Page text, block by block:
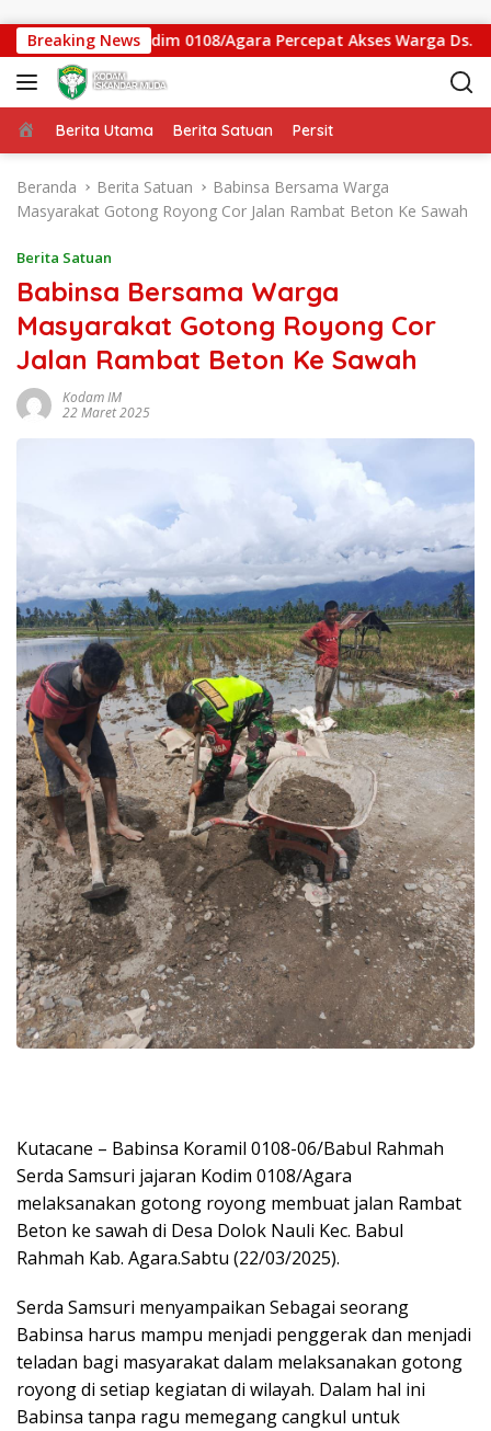
Breaking News
Gantung Kodim 0108/Agara Percepat Akses Warga Ds.
Beranda
Berita Utama Berita Satuan Persit
Beranda Berita Satuan
Babinsa Bersama Warga
Masyarakat Gotong Royong Cor Jalan Rambat Beton Ke Sawah
Berita Satuan
Babinsa Bersama Warga
Masyarakat Gotong Royong Cor
Jalan Rambat Beton Ke Sawah
Kodam IM
22 Maret 2025
Kutacane – Babinsa Koramil 0108-06/Babul Rahmah
Serda Samsuri jajaran Kodim 0108/Agara
melaksanakan gotong royong membuat jalan Rambat
Beton ke sawah di Desa Dolok Nauli Kec. Babul
Rahmah Kab. Agara.Sabtu (22/03/2025).
Serda Samsuri menyampaikan Sebagai seorang
Babinsa harus mampu menjadi penggerak dan menjadi
teladan bagi masyarakat dalam melaksanakan gotong
royong di setiap kegiatan di wilayah. Dalam hal ini
Babinsa tanpa ragu memegang cangkul untuk